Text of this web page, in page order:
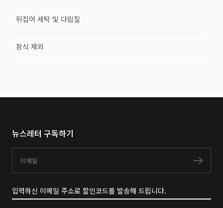
뒤집어 세탁 및 다림질
장식 제외
뉴스레터 구독하기
구독
입력하신 이메일 주소로 할인코드를 발송해 드립니다.